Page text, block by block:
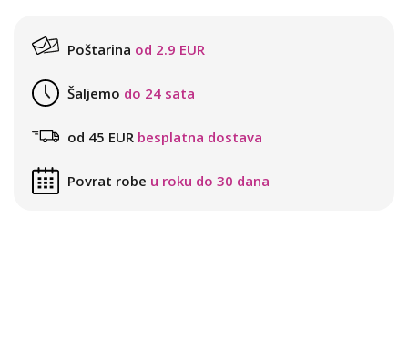
Poštarina od 2.9 EUR
Šaljemo do 24 sata
od 45 EUR besplatna dostava
Povrat robe u roku do 30 dana